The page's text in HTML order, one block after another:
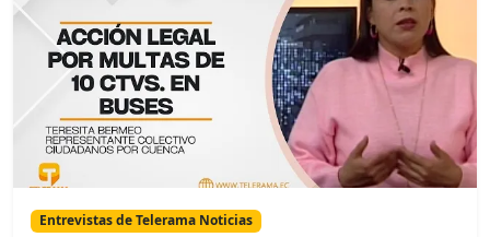
Entrevistas de Telerama Noticias